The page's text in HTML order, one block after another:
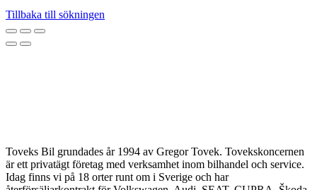
Tillbaka till sökningen
Toveks Bil grundades år 1994 av Gregor Tovek. Tovekskoncernen
är ett privatägt företag med verksamhet inom bilhandel och service.
Idag finns vi på 18 orter runt om i Sverige och har